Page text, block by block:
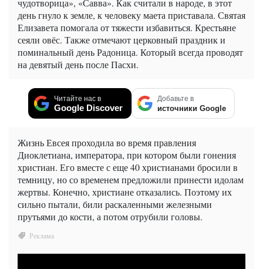
день гнуло к земле, к человеку маета приставала. Святая
Елизавета помогала от тяжести избавиться. Крестьяне
сеяли овёс. Также отмечают церковный праздник и
поминальный день Радоница. Который всегда проводят
на девятый день после Пасхи.
Читайте нас в
Google Discover
Добавьте в
источники Google
Жизнь Евсея проходила во время правления
Диоклетиана, императора, при котором были гонения
христиан. Его вместе с еще 40 христианами бросили в
темницу, но со временем предложили принести идолам
жертвы. Конечно, христиане отказались. Поэтому их
сильно пытали, били раскаленными железными
прутьями до кости, а потом отрубили головы.